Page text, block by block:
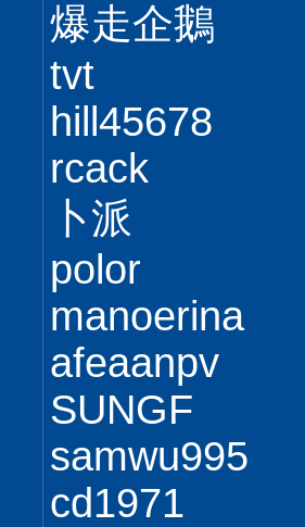
爆走企鵝
tvt
hill45678
rcack
卜派
polor
manoerina
afeaanpv
SUNGF
samwu995
cd1971